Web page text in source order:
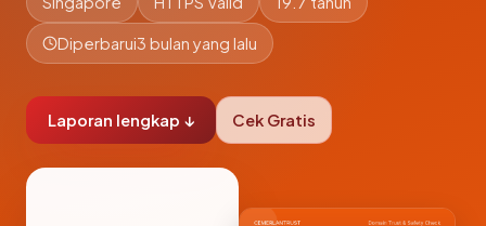
Diperbarui3 bulan yang lalu
Laporan lengkap ↓ Cek Gratis